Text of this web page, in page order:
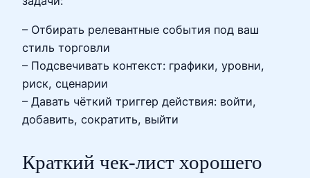
– Отбирать релевантные события под ваш
стиль торговли
– Подсвечивать контекст: графики, уровни,
риск, сценарии
– Давать чёткий триггер действия: войти,
добавить, сократить, выйти
Краткий чек-лист хорошего